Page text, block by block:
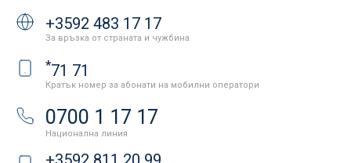
+3592 483 17 17
За връзка от страната и чужбина
*71 71
Кратък номер за абонати на мобилни оператори
0700 1 17 17
Национална линия